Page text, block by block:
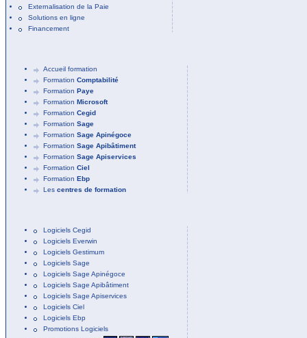
Externalisation de la Paie
Solutions en ligne
Financement
Accueil formation
Formation Comptabilité
Formation Paye
Formation Microsoft
Formation Cegid
Formation Sage
Formation Sage Apinégoce
Formation Sage Apibâtiment
Formation Sage Apiservices
Formation Ciel
Formation Ebp
Les centres de formation
Logiciels Cegid
Logiciels Everwin
Logiciels Gestimum
Logiciels Sage
Logiciels Sage Apinégoce
Logiciels Sage Apibâtiment
Logiciels Sage Apiservices
Logiciels Ciel
Logiciels Ebp
Promotions Logiciels